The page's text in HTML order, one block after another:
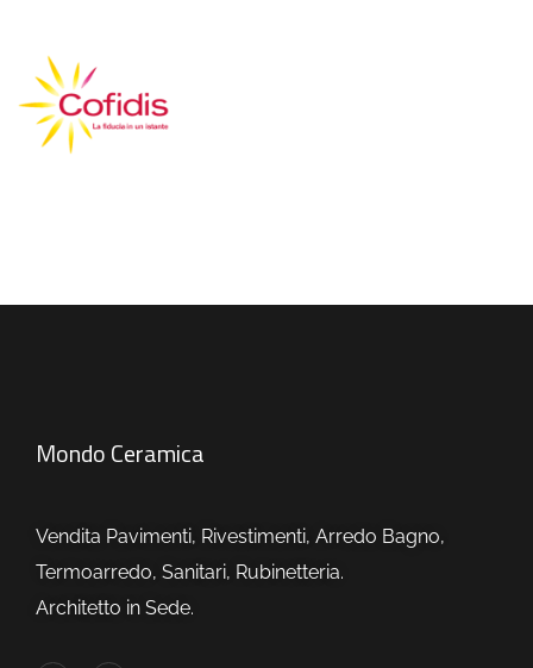
Mondo Ceramica
Vendita Pavimenti, Rivestimenti, Arredo Bagno,
Termoarredo, Sanitari, Rubinetteria.
Architetto in Sede.